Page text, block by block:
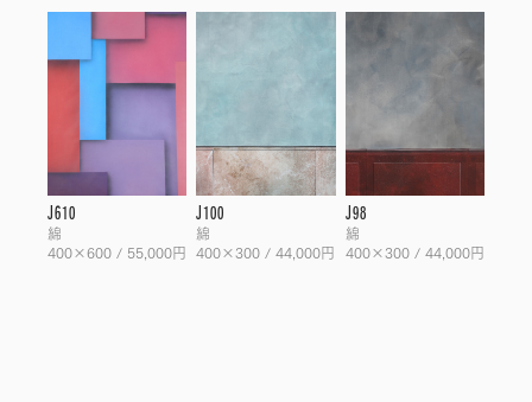
J610
綿
400×600 / 55,000円
J100
綿
400×300 / 44,000円
J98
綿
400×300 / 44,000円